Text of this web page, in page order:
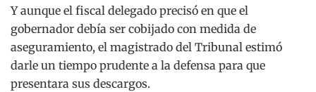
Y aunque el fiscal delegado precisó en que el
gobernador debía ser cobijado con medida de
aseguramiento, el magistrado del Tribunal estimó
darle un tiempo prudente a la defensa para que
presentara sus descargos.